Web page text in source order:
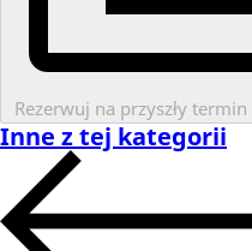
Rezerwuj na przyszły termin
Inne z tej kategorii